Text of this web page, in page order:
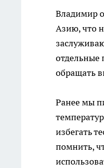
Владимир
Азию, что
отдельные
обращать
Ранее мы
избегать
помнить,